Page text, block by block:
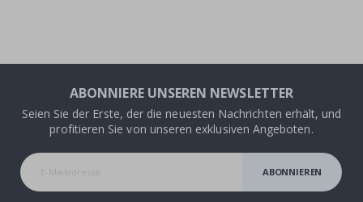
ABONNIERE UNSEREN NEWSLETTER
Seien Sie der Erste, der die neuesten Nachrichten erhält, und
profitieren Sie von unseren exklusiven Angeboten.
ABONNIEREN